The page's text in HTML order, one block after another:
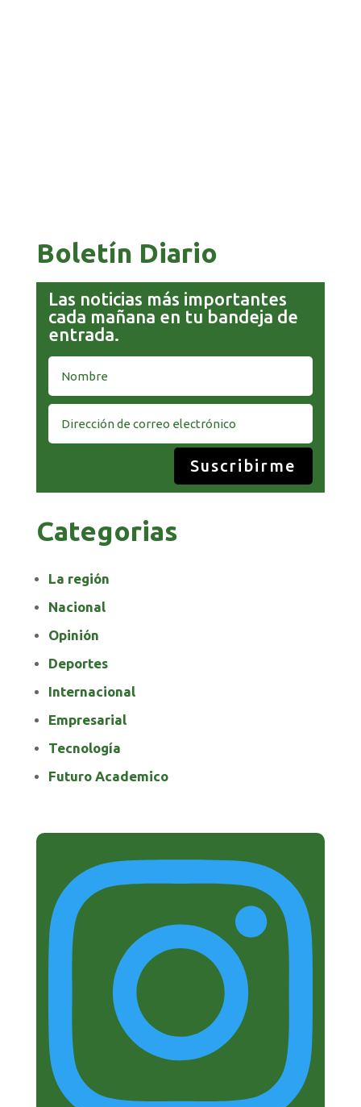
Boletín Diario
Las noticias más importantes
cada mañana en tu bandeja de
entrada.
Suscribirme
Categorias
La región
Nacional
Opinión
Deportes
Internacional
Empresarial
Tecnología
Futuro Academico